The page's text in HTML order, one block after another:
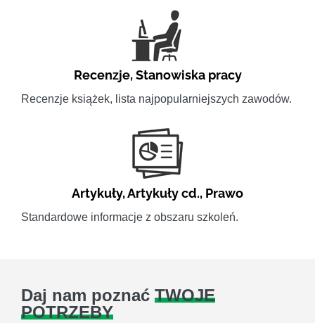
Recenzje,Stanowiska pracy
Recenzje książek, lista najpopularniejszych zawodów.
Artykuły,Artykuły cd., Prawo
Standardowe informacje z obszaru szkoleń.
Daj nam poznać TWOJE
POTRZEBY